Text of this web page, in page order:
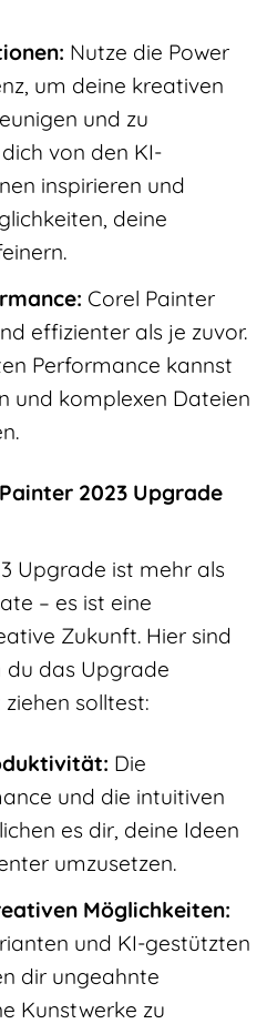
Nutze die Power
um deine kreativen
und zu
von den KI-
inspirieren und
deine
Corel Painter
effizienter als je zuvor.
Performance kannst
und komplexen Dateien
2023 Upgrade
Upgrade ist mehr als
– es ist eine
Zukunft. Hier sind
du das Upgrade
solltest:
Die
und die intuitiven
es dir, deine Ideen
umzusetzen.
Möglichkeiten:
und KI-gestützten
dir ungeahnte
Kunstwerke zu